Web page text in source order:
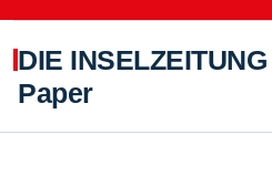
DIE
Paper